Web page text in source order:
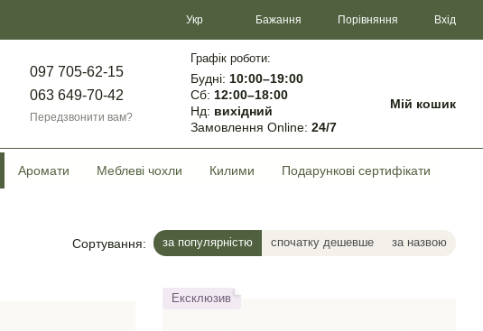
Укр Бажання Порівняння Вхід
097 705-62-15
063 649-70-42
Передзвонити вам?
Графік роботи:
Будні: 10:00–19:00
Сб: 12:00–18:00
Нд: вихідний
Замовлення Online: 24/7
Мій кошик
Аромати Меблеві чохли Килими Подарункові сертифікати
Сортування: за популярністю спочатку дешевше за назвою
Ексклюзив